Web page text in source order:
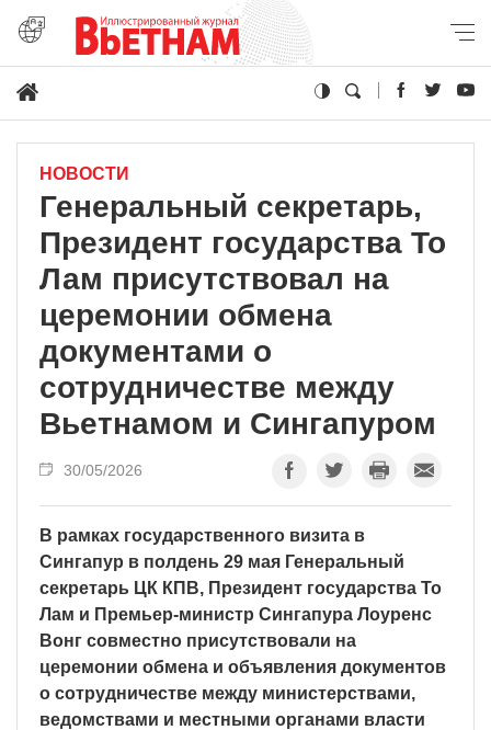
НОВОСТИ
Генеральный секретарь,
Президент государства То
Лам присутствовал на
церемонии обмена
документами о
сотрудничестве между
Вьетнамом и Сингапуром
30/05/2026
В рамках государственного визита в
Сингапур в полдень 29 мая Генеральный
секретарь ЦК КПВ, Президент государства То
Лам и Премьер-министр Сингапура Лоуренс
Вонг совместно присутствовали на
церемонии обмена и объявления документов
о сотрудничестве между министерствами,
ведомствами и местными органами власти